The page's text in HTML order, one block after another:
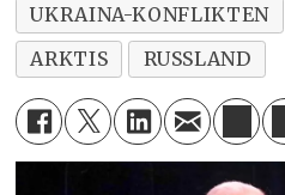
UKRAINA-KONFLIKTEN
ARKTIS
RUSSLAND